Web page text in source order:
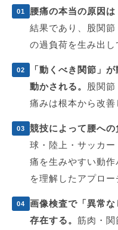
01 腰痛の本当の原因は
結果であり、股関
の過負荷を生み出し
02
「動くべき関節」
動かされる。
股関
痛みは根本から改善
03 競技によって腰への
球・陸上・サッカ
痛を生みやすい動
を理解したアプロー
04
画像検査で「異常
存在する。 筋肉・関